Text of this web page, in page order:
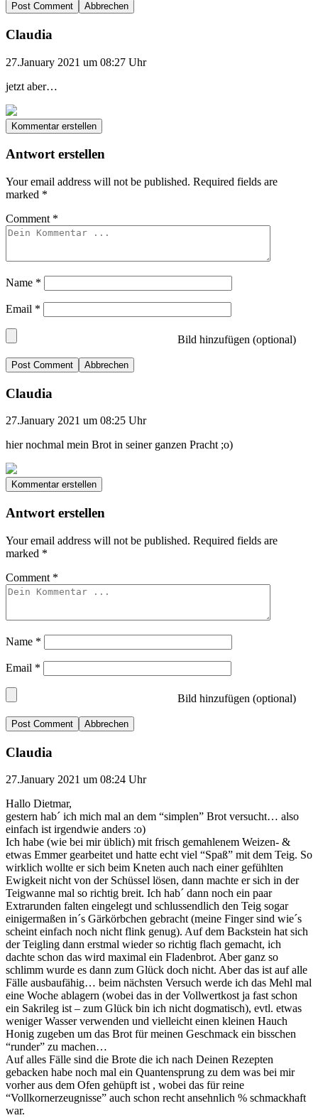
Abbrechen
Claudia
27.January 2021 um 08:27 Uhr
jetzt aber…
Kommentar erstellen
Antwort erstellen
Your email address will not be published. Required fields are
marked *
Comment *
Name *
Email *
Bild hinzufügen (optional)
Abbrechen
Claudia
27.January 2021 um 08:25 Uhr
hier nochmal mein Brot in seiner ganzen Pracht ;o)
Kommentar erstellen
Antwort erstellen
Your email address will not be published. Required fields are
marked *
Comment *
Name *
Email *
Bild hinzufügen (optional)
Abbrechen
Claudia
27.January 2021 um 08:24 Uhr
Hallo Dietmar,
gestern hab´ ich mich mal an dem “simplen” Brot versucht… also
einfach ist irgendwie anders :o)
Ich habe (wie bei mir üblich) mit frisch gemahlenem Weizen- &
etwas Emmer gearbeitet und hatte echt viel “Spaß” mit dem Teig. So
wirklich wollte er sich beim Kneten auch nach einer gefühlten
Ewigkeit nicht von der Schüssel lösen, dann machte er sich in der
Teigwanne mal so richtig breit. Ich hab´ dann noch ein paar
Extrarunden falten eingelegt und schlussendlich den Teig sogar
einigermaßen in´s Gärkörbchen gebracht (meine Finger sind wie´s
scheint einfach noch nicht flink genug). Auf dem Backstein hat sich
der Teigling dann erstmal wieder so richtig flach gemacht, ich
dachte schon das wird maximal ein Fladenbrot. Aber ganz so
schlimm wurde es dann zum Glück doch nicht. Aber das ist auf alle
Fälle ausbaufähig… beim nächsten Versuch werde ich das Mehl mal
eine Woche ablagern (wobei das in der Vollwertkost ja fast schon
ein Sakrileg ist – zum Glück bin ich nicht dogmatisch), evtl. etwas
weniger Wasser verwenden und vielleicht einen kleinen Hauch
Honig zugeben um das Brot für meinen Geschmack ein bisschen
“runder” zu machen…
Auf alles Fälle sind die Brote die ich nach Deinen Rezepten
gebacken habe noch mal ein Quantensprung zu dem was bei mir
vorher aus dem Ofen gehüpft ist , wobei das für reine
“Vollkornerzeugnisse” auch schon recht ansehnlich % schmackhaft
war.